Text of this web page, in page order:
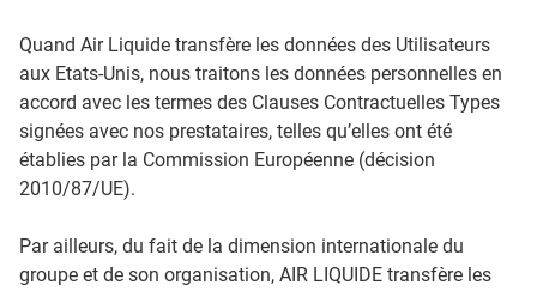
Quand Air Liquide transfère les données des Utilisateurs
aux Etats-Unis, nous traitons les données personnelles en
accord avec les termes des Clauses Contractuelles Types
signées avec nos prestataires, telles qu’elles ont été
établies par la Commission Européenne (décision
2010/87/UE).
Par ailleurs, du fait de la dimension internationale du
groupe et de son organisation, AIR LIQUIDE transfère les